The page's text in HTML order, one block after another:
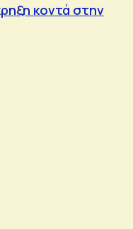
κοντά στην